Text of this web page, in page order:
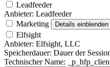
Leadfeeder
Anbieter: Leadfeeder
Marketing
Details einblenden
Elfsight
Anbieter: Elfsight, LLC
Speicherdauer: Dauer der
Technischer Name: